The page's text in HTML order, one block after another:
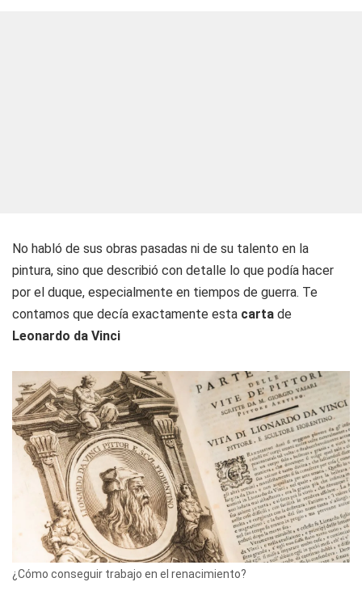
No habló de sus obras pasadas ni de su talento en la
pintura, sino que describió con detalle lo que podía hacer
por el duque, especialmente en tiempos de guerra. Te
contamos que decía exactamente esta carta de
Leonardo da Vinci
¿Cómo conseguir trabajo en el renacimiento?